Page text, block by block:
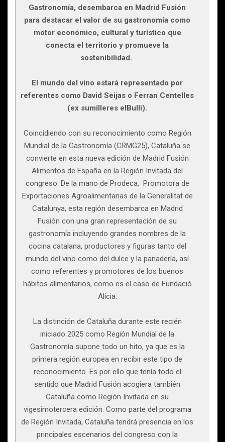
Gastronomía, desembarca en Madrid Fusión
para destacar el valor de su gastronomía como
motor económico, cultural y turístico que
conecta el territorio y promueve la
sostenibilidad.
El mundo del vino estará representado por
referentes como David Seijas o Ferran Centelles
(ex sumilleres elBulli).
Coincidiendo con su reconocimiento como Región
Mundial de la Gastronomía (CRMG25), Cataluña se
convierte en esta nueva edición de Madrid Fusión
Alimentos de España en la Región Invitada del
congreso. De la mano de Prodeca, Promotora de
Exportaciones Agroalimentarias de la Generalitat de
Catalunya, esta región desembarca en Madrid
Fusión con una gran representación de su
gastronomía incluyendo grandes nombres de la
cocina catalana, productores y figuras tanto del
mundo del vino como del dulce y la panadería, así
como referentes y promotores de los buenos
hábitos alimentarios, como es el caso de Fundació
Alícia.
La distinción de Cataluña durante este recién
iniciado 2025 como Región Mundial de la
Gastronomía supone todo un hito, ya que es la
primera región europea en recibir este tipo de
reconocimiento. Es por ello que tenía todo el
sentido que Madrid Fusión acogiera también
Cataluña como Región Invitada en su
vigesimotercera edición. Como parte del programa
de Región Invitada, Cataluña tendrá presencia en los
principales escenarios del congreso con la